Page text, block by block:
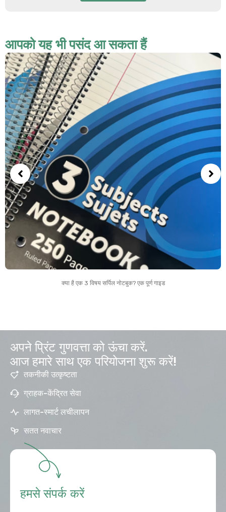
आपको यह भी पसंद आ सकता हैं
क्या है एक 3 विषय सर्पिल नोटबुक? एक पूर्ण गाइड
अपने प्रिंट गुणवत्ता को ऊंचा करें.
आज हमारे साथ एक परियोजना शुरू करें!
तकनीकी उत्कृष्टता
ग्राहक-केंद्रित सेवा
लागत-स्मार्ट लचीलापन
सतत नवाचार
हमसे संपर्क करें